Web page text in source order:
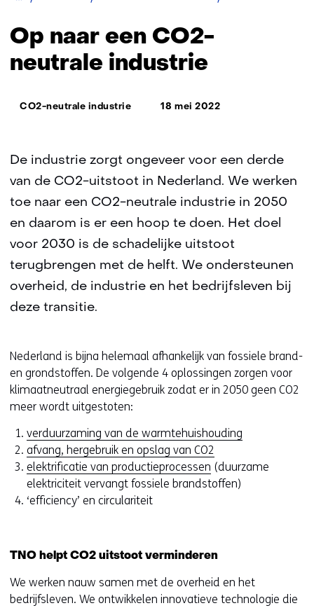
Op naar een CO2-
neutrale industrie
Thema:
CO2-neutrale industrie 18 mei 2022
De industrie zorgt ongeveer voor een derde
van de CO2-uitstoot in Nederland. We werken
toe naar een CO2-neutrale industrie in 2050
en daarom is er een hoop te doen. Het doel
voor 2030 is de schadelijke uitstoot
terugbrengen met de helft. We ondersteunen
overheid, de industrie en het bedrijfsleven bij
deze transitie.
Nederland is bijna helemaal afhankelijk van fossiele brand-
en grondstoffen. De volgende 4 oplossingen zorgen voor
klimaatneutraal energiegebruik zodat er in 2050 geen CO2
meer wordt uitgestoten:
verduurzaming van de warmtehuishouding
afvang, hergebruik en opslag van CO2
elektrificatie van productieprocessen (duurzame
elektriciteit vervangt fossiele brandstoffen)
‘efficiency’ en circulariteit
TNO helpt CO2 uitstoot verminderen
We werken nauw samen met de overheid en het
bedrijfsleven. We ontwikkelen innovatieve technologie die